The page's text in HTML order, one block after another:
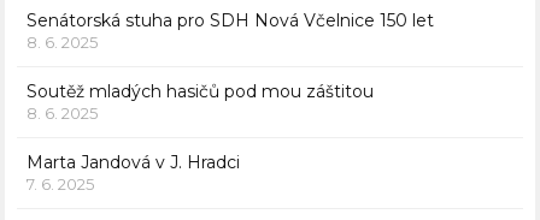
Senátorská stuha pro SDH Nová Včelnice 150 let
8. 6. 2025
Soutěž mladých hasičů pod mou záštitou
8. 6. 2025
Marta Jandová v J. Hradci
7. 6. 2025